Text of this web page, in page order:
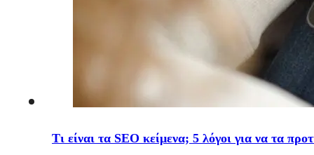
Τι είναι τα SEO κείμενα; 5 λόγοι για να τα